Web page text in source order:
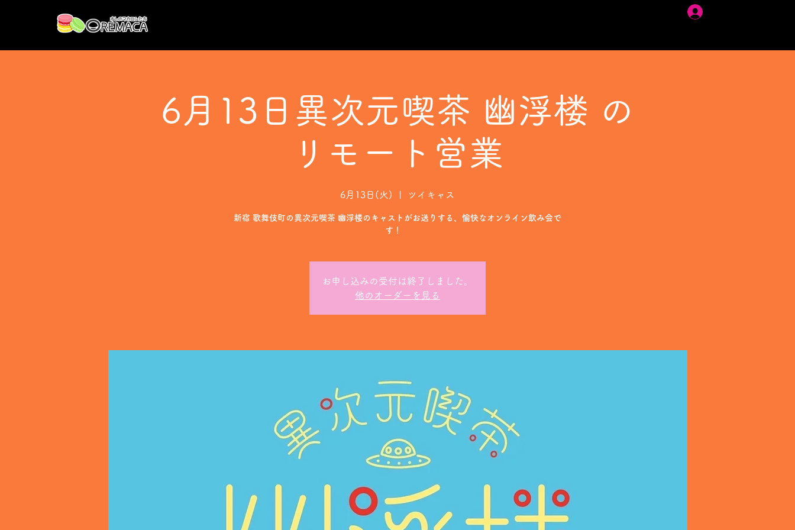
6月13日異次元喫茶 幽浮楼 の
リモート営業
6月13日(火) ツイキャス
新宿 歌舞伎町の異次元喫茶 幽浮楼のキャストがお送りする、愉快なオンライン飲み会で
す！
お申し込みの受付は終了しました。
他のオーダーを見る